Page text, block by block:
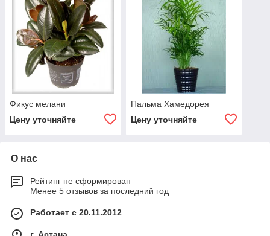
Фикус мелани
Цену уточняйте
Пальма Хамедорея
Цену уточняйте
О нас
Рейтинг не сформирован
Менее 5 отзывов за последний год
Работает с 20.11.2012